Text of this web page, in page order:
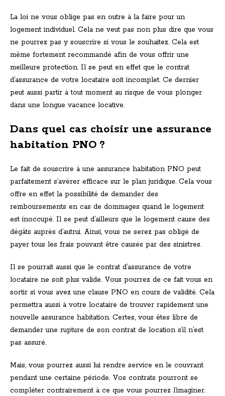
La loi ne vous oblige pas en outre à la faire pour un
logement individuel. Cela ne veut pas non plus dire que vous
ne pourrez pas y souscrire si vous le souhaitez. Cela est
même fortement recommandé afin de vous offrir une
meilleure protection. Il se peut en effet que le contrat
d’assurance de votre locataire soit incomplet. Ce dernier
peut aussi partir à tout moment au risque de vous plonger
dans une longue vacance locative.
Dans quel cas choisir une assurance
habitation PNO ?
Le fait de souscrire à une assurance habitation PNO peut
parfaitement s’avérer efficace sur le plan juridique. Cela vous
offre en effet la possibilité de demander des
remboursements en cas de dommages quand le logement
est inoccupé. Il se peut d’ailleurs que le logement cause des
dégâts auprès d’autrui. Ainsi, vous ne serez pas obligé de
payer tous les frais pouvant être causés par des sinistres.
Il se pourrait aussi que le contrat d’assurance de votre
locataire ne soit plus valide. Vous pourrez de ce fait vous en
sortir si vous avez une clause PNO en cours de validité. Cela
permettra aussi à votre locataire de trouver rapidement une
nouvelle assurance habitation. Certes, vous êtes libre de
demander une rupture de son contrat de location s’il n’est
pas assuré.
Mais, vous pourrez aussi lui rendre service en le couvrant
pendant une certaine période. Vos contrats pourront se
compléter contrairement à ce que vous pourrez l’imaginer.